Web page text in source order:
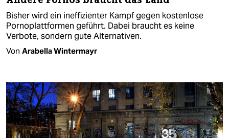
Bisher wird ein ineffizienter Kampf gegen kostenlose
Pornoplattformen geführt. Dabei braucht es keine
Verbote, sondern gute Alternativen.
Von Arabella Wintermayr